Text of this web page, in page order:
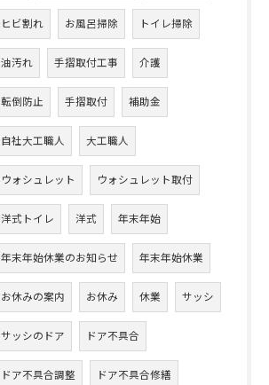
ヒビ割れ お風呂掃除 トイレ掃除
油汚れ 手摺取付工事 介護
転倒防止 手摺取付 補助金
自社大工職人 大工職人
ウォシュレット ウォシュレット取付
洋式トイレ 洋式 年末年始
年末年始休業のお知らせ 年末年始休業
お休みの案内 お休み 休業 サッシ
サッシのドア ドア不具合
ドア不具合調整 ドア不具合修繕